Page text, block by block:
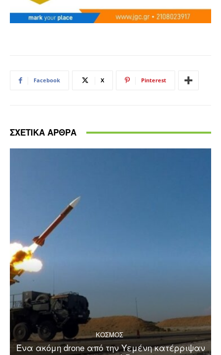
Facebook X Pinterest
ΣΧΕΤΙΚΑ ΑΡΘΡΑ
ΚΟΣΜΟΣ
Ένα ακόμη drone από την Υεμένη κατέρριψαν